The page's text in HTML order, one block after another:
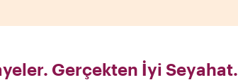
Gerçekten İyi Seyahat.